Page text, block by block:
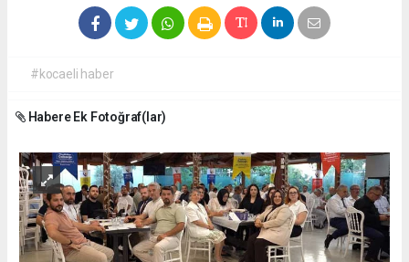
#kocaeli haber
Habere Ek Fotoğraf(lar)